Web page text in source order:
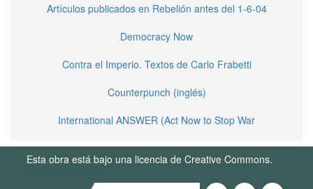
Artículos publicados en Rebelión antes del 1-6-04
Democracy Now
Contra el Imperio. Textos de Carlo Frabetti
Counterpunch (inglés)
International ANSWER (Act Now to Stop War
Esta obra está bajo una licencia de Creative Commons.